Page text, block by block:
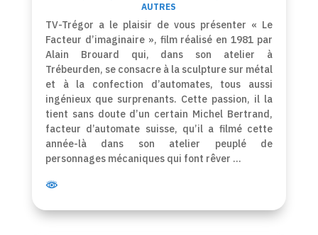
AUTRES
TV-Trégor a le plaisir de vous présenter « Le
Facteur d’imaginaire », film réalisé en 1981 par
Alain Brouard qui, dans son atelier à
Trébeurden, se consacre à la sculpture sur métal
et à la confection d’automates, tous aussi
ingénieux que surprenants. Cette passion, il la
tient sans doute d’un certain Michel Bertrand,
facteur d’automate suisse, qu’il a filmé cette
année-là dans son atelier peuplé de
personnages mécaniques qui font rêver …